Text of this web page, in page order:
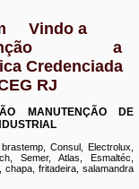
Vindo a
a
Credenciada
RJ
MANUTENÇÃO DE
Consul, Electrolux,
Semer, Atlas, Esmaltéc,
fritadeira, salamandra